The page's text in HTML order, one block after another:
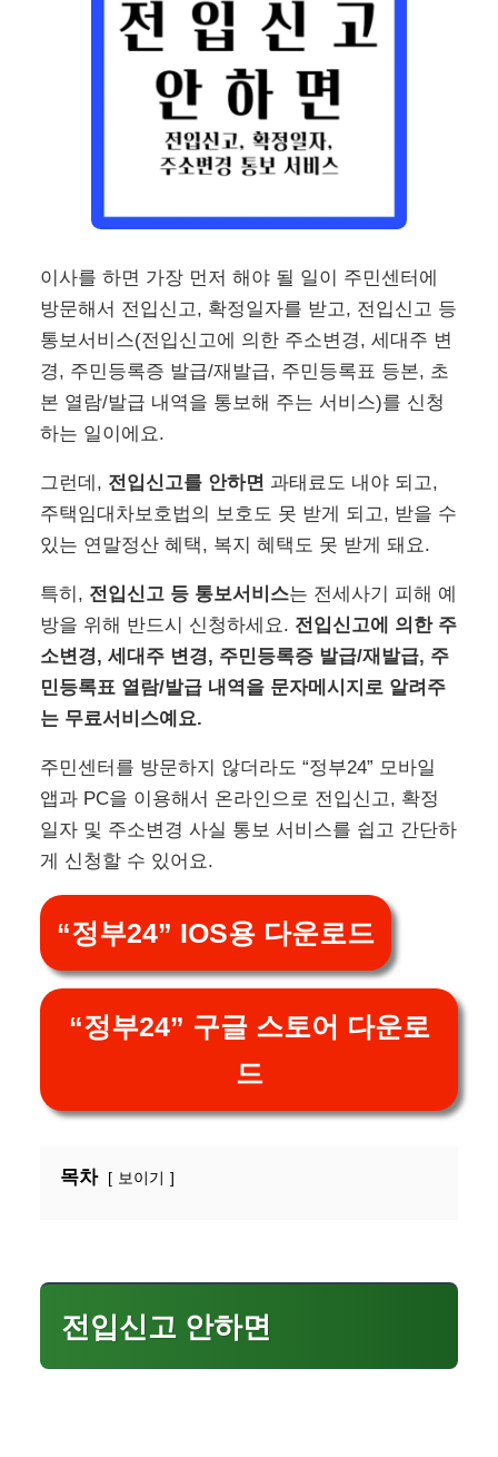
이사를 하면 가장 먼저 해야 될 일이 주민센터에
방문해서 전입신고, 확정일자를 받고, 전입신고 등
통보서비스(전입신고에 의한 주소변경, 세대주 변
경, 주민등록증 발급/재발급, 주민등록표 등본, 초
본 열람/발급 내역을 통보해 주는 서비스)를 신청
하는 일이에요.
그런데, 전입신고를 안하면 과태료도 내야 되고,
주택임대차보호법의 보호도 못 받게 되고, 받을 수
있는 연말정산 혜택, 복지 혜택도 못 받게 돼요.
특히, 전입신고 등 통보서비스는 전세사기 피해 예
방을 위해 반드시 신청하세요. 전입신고에 의한 주
소변경, 세대주 변경, 주민등록증 발급/재발급, 주
민등록표 열람/발급 내역을 문자메시지로 알려주
는 무료서비스예요.
주민센터를 방문하지 않더라도 “정부24” 모바일
앱과 PC을 이용해서 온라인으로 전입신고, 확정
일자 및 주소변경 사실 통보 서비스를 쉽고 간단하
게 신청할 수 있어요.
“정부24” IOS용 다운로드
“정부24” 구글 스토어 다운로
드
목차 보이기
전입신고 안하면